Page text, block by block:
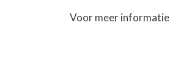
Voor meer informatie